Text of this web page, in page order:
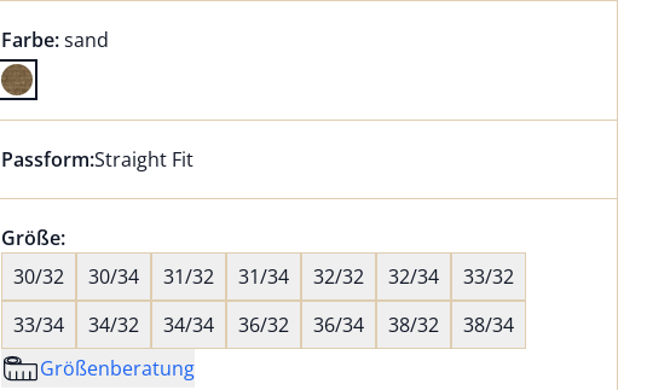
Farbauswahl:
Farbe:aktuell ausgewählt:
sand
Farbe sand ausgewählt
Dieser Artikel hat die Passform Straight Fit. für Informationen zu
Passform:Straight Fit
Größenauswahl:
Größe:nichts ausgewählt
30/32
30/34 31/32 31/34 32/32 32/34
33/32
33/34
34/32 34/34 36/32 36/34 38/32
38/34
Größenberatung